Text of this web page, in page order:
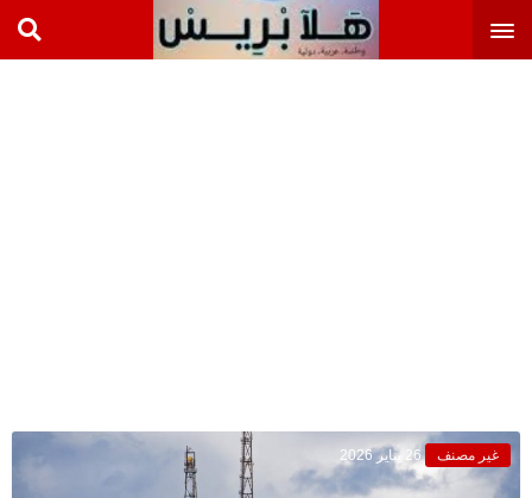
غير مصنف 26 يناير 2026